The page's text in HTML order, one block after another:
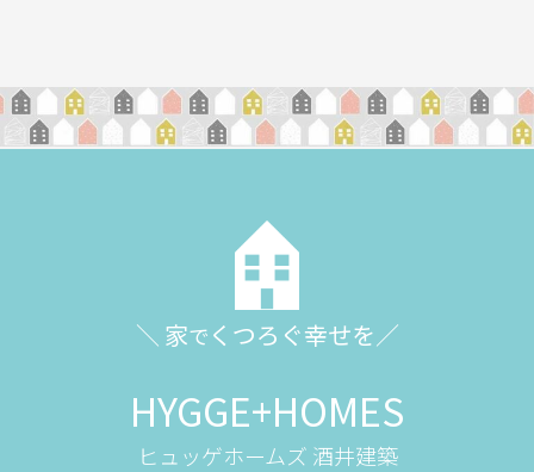
＼ 家で くつろぐ幸せを／
HYGGE+HOMES
ヒュッゲホームズ 酒井建築